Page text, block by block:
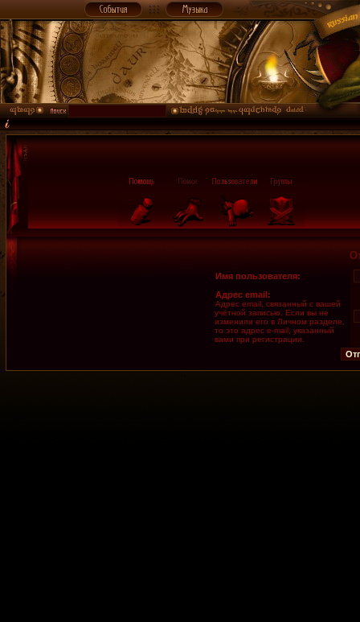
Имя пользователя:
Адрес email:
Адрес email, связанный с вашей
учётной записью. Если вы не
изменили его в Личном разделе,
то это адрес e-mail, указанный
вами при регистрации.